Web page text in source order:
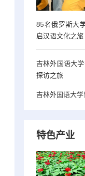
85名俄罗斯大
启汉语文化之旅
吉林外国语大
探访之旅
吉林外国语大
特色产业